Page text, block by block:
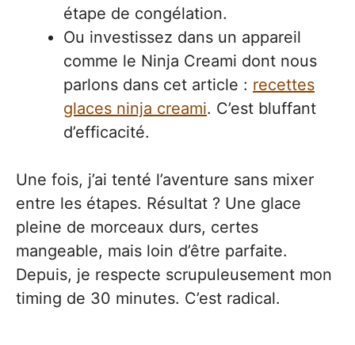
étape de congélation.
Ou investissez dans un appareil
comme le Ninja Creami dont nous
parlons dans cet article : recettes
glaces ninja creami. C’est bluffant
d’efficacité.
Une fois, j’ai tenté l’aventure sans mixer
entre les étapes. Résultat ? Une glace
pleine de morceaux durs, certes
mangeable, mais loin d’être parfaite.
Depuis, je respecte scrupuleusement mon
timing de 30 minutes. C’est radical.